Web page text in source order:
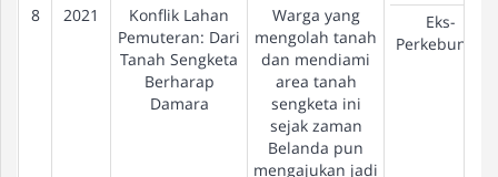
8 2021
Konflik Lahan
Pemuteran: Dari
Tanah Sengketa
Berharap
Damara
Warga yang
mengolah tanah
dan mendiami
area tanah
sengketa ini
sejak zaman
Belanda pun
mengajukan jadi
Eks-
Perkebunan